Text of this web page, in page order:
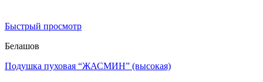
Быстрый просмотр
Белашов
Подушка пуховая “ЖАСМИН” (высокая)